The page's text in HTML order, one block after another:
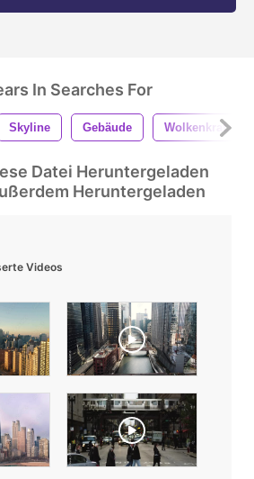
In Searches For
Skyline Gebäude Wolkenkratzer
Datei Heruntergeladen
Heruntergeladen
Videos